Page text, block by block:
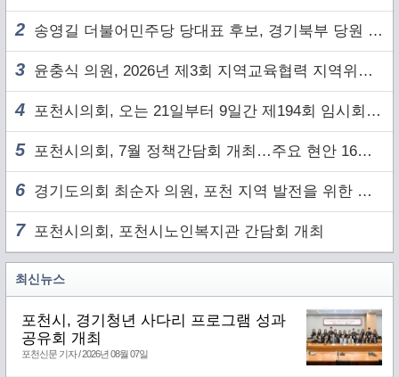
2 송영길 더불어민주당 당대표 후보, 경기북부 당원 및 2030 세대와 ‘소통 행보’
3 윤충식 의원, 2026년 제3회 지역교육협력 지역위원회 주재
4 포천시의회, 오는 21일부터 9일간 제194회 임시회 개회
5 포천시의회, 7월 정책간담회 개최…주요 현안 16건 점검
6 경기도의회 최순자 의원, 포천 지역 발전을 위한 정담회 개최
7포천시의회, 포천시노인복지관 간담회 개최
최신뉴스
포천시, 경기청년 사다리 프로그램 성과
공유회 개최
포천신문 기자 / 2026년 08월 07일